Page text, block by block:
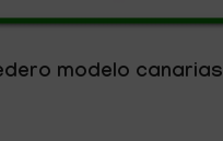
modelo canarias